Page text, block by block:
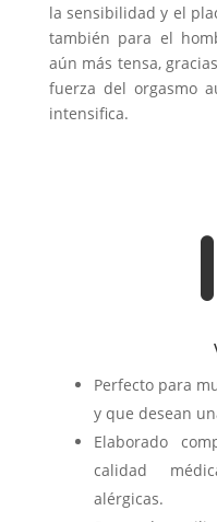
la sensibilidad y el
también para el
aún más tensa,
fuerza del orgasmo
intensifica.
Perfecto para
y que desean
Elaborado
calidad
alérgicas.